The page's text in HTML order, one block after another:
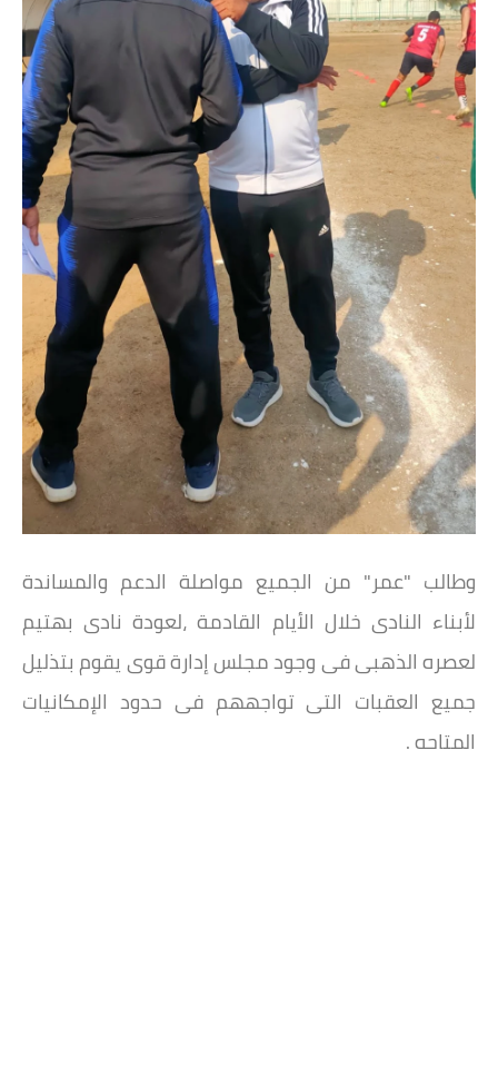
وطالب "عمر" من الجميع مواصلة الدعم والمساندة
لأبناء النادى خلال الأيام القادمة ،لعودة نادى بهتيم
لعصره الذهبى فى وجود مجلس إدارة قوى يقوم بتذليل
جميع العقبات التى تواجههم فى حدود الإمكانيات
المتاحه .